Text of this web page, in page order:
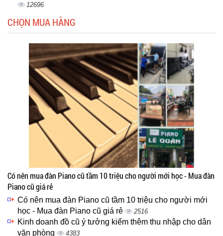
12696
CHỌN MUA HÀNG
Có nên mua đàn Piano cũ tầm 10 triệu cho người mới học - Mua đàn
Piano cũ giá rẻ
Có nên mua đàn Piano cũ tầm 10 triệu cho người mới
học - Mua đàn Piano cũ giá rẻ
2516
Kinh doanh đồ cũ ý tưởng kiểm thêm thu nhập cho dân
văn phòng
4383